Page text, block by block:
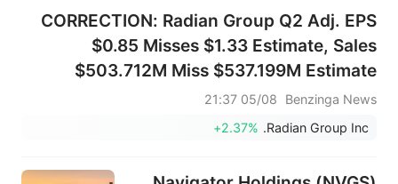
CORRECTION: Radian Group Q2 Adj. EPS
$0.85 Misses $1.33 Estimate, Sales
$503.712M Miss $537.199M Estimate
Benzinga News
05/08 21:37
Radian Group Inc.
+2.37%